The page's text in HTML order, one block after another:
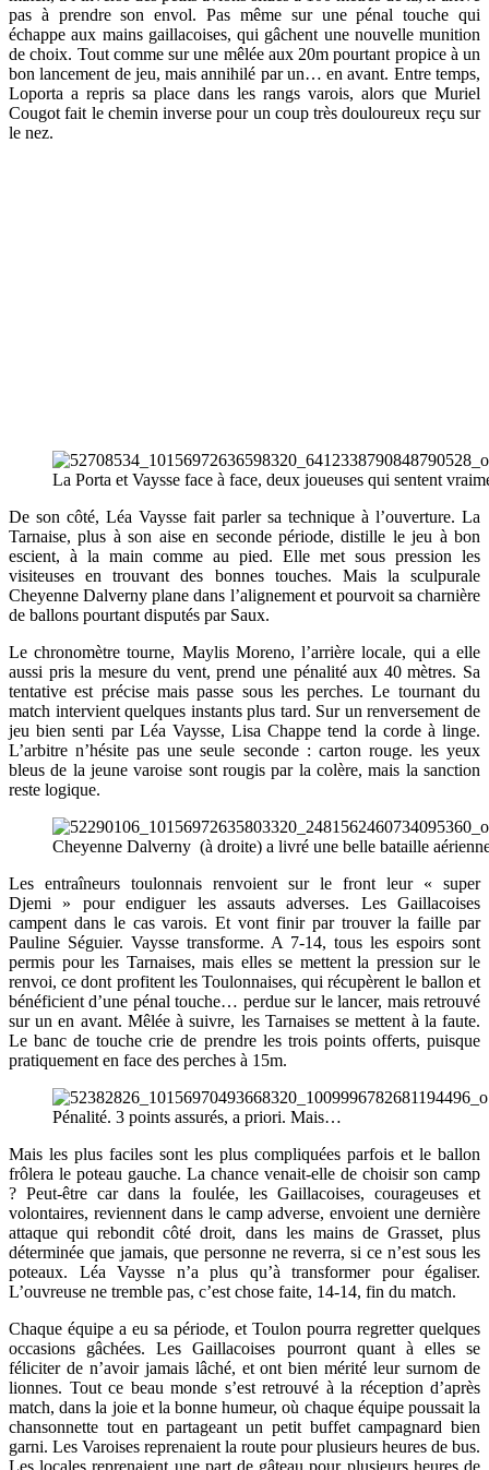
pas à prendre son envol. Pas même sur une pénal touche qui
échappe aux mains gaillacoises, qui gâchent une nouvelle munition
de choix. Tout comme sur une mêlée aux 20m pourtant propice à un
bon lancement de jeu, mais annihilé par un… en avant. Entre temps,
Loporta a repris sa place dans les rangs varois, alors que Muriel
Cougot fait le chemin inverse pour un coup très douloureux reçu sur
le nez.
La Porta et Vaysse face à face, deux joueuses qui sentent
De son côté, Léa Vaysse fait parler sa technique à l’ouverture. La
Tarnaise, plus à son aise en seconde période, distille le jeu à bon
escient, à la main comme au pied. Elle met sous pression les
visiteuses en trouvant des bonnes touches. Mais la sculpurale
Cheyenne Dalverny plane dans l’alignement et pourvoit sa charnière
de ballons pourtant disputés par Saux.
Le chronomètre tourne, Maylis Moreno, l’arrière locale, qui a elle
aussi pris la mesure du vent, prend une pénalité aux 40 mètres. Sa
tentative est précise mais passe sous les perches. Le tournant du
match intervient quelques instants plus tard. Sur un renversement de
jeu bien senti par Léa Vaysse, Lisa Chappe tend la corde à linge.
L’arbitre n’hésite pas une seule seconde : carton rouge. les yeux
bleus de la jeune varoise sont rougis par la colère, mais la sanction
reste logique.
Cheyenne Dalverny (à droite) a livré une belle bataille
Les entraîneurs toulonnais renvoient sur le front leur « super
Djemi » pour endiguer les assauts adverses. Les Gaillacoises
campent dans le cas varois. Et vont finir par trouver la faille par
Pauline Séguier. Vaysse transforme. A 7-14, tous les espoirs sont
permis pour les Tarnaises, mais elles se mettent la pression sur le
renvoi, ce dont profitent les Toulonnaises, qui récupèrent le ballon et
bénéficient d’une pénal touche… perdue sur le lancer, mais retrouvé
sur un en avant. Mêlée à suivre, les Tarnaises se mettent à la faute.
Le banc de touche crie de prendre les trois points offerts, puisque
pratiquement en face des perches à 15m.
Pénalité. 3 points assurés, a priori. Mais…
Mais les plus faciles sont les plus compliquées parfois et le ballon
frôlera le poteau gauche. La chance venait-elle de choisir son camp
? Peut-être car dans la foulée, les Gaillacoises, courageuses et
volontaires, reviennent dans le camp adverse, envoient une dernière
attaque qui rebondit côté droit, dans les mains de Grasset, plus
déterminée que jamais, que personne ne reverra, si ce n’est sous les
poteaux. Léa Vaysse n’a plus qu’à transformer pour égaliser.
L’ouvreuse ne tremble pas, c’est chose faite, 14-14, fin du match.
Chaque équipe a eu sa période, et Toulon pourra regretter quelques
occasions gâchées. Les Gaillacoises pourront quant à elles se
féliciter de n’avoir jamais lâché, et ont bien mérité leur surnom de
lionnes. Tout ce beau monde s’est retrouvé à la réception d’après
match, dans la joie et la bonne humeur, où chaque équipe poussait la
chansonnette tout en partageant un petit buffet campagnard bien
garni. Les Varoises reprenaient la route pour plusieurs heures de bus.
Les locales reprenaient une part de gâteau pour plusieurs heures de